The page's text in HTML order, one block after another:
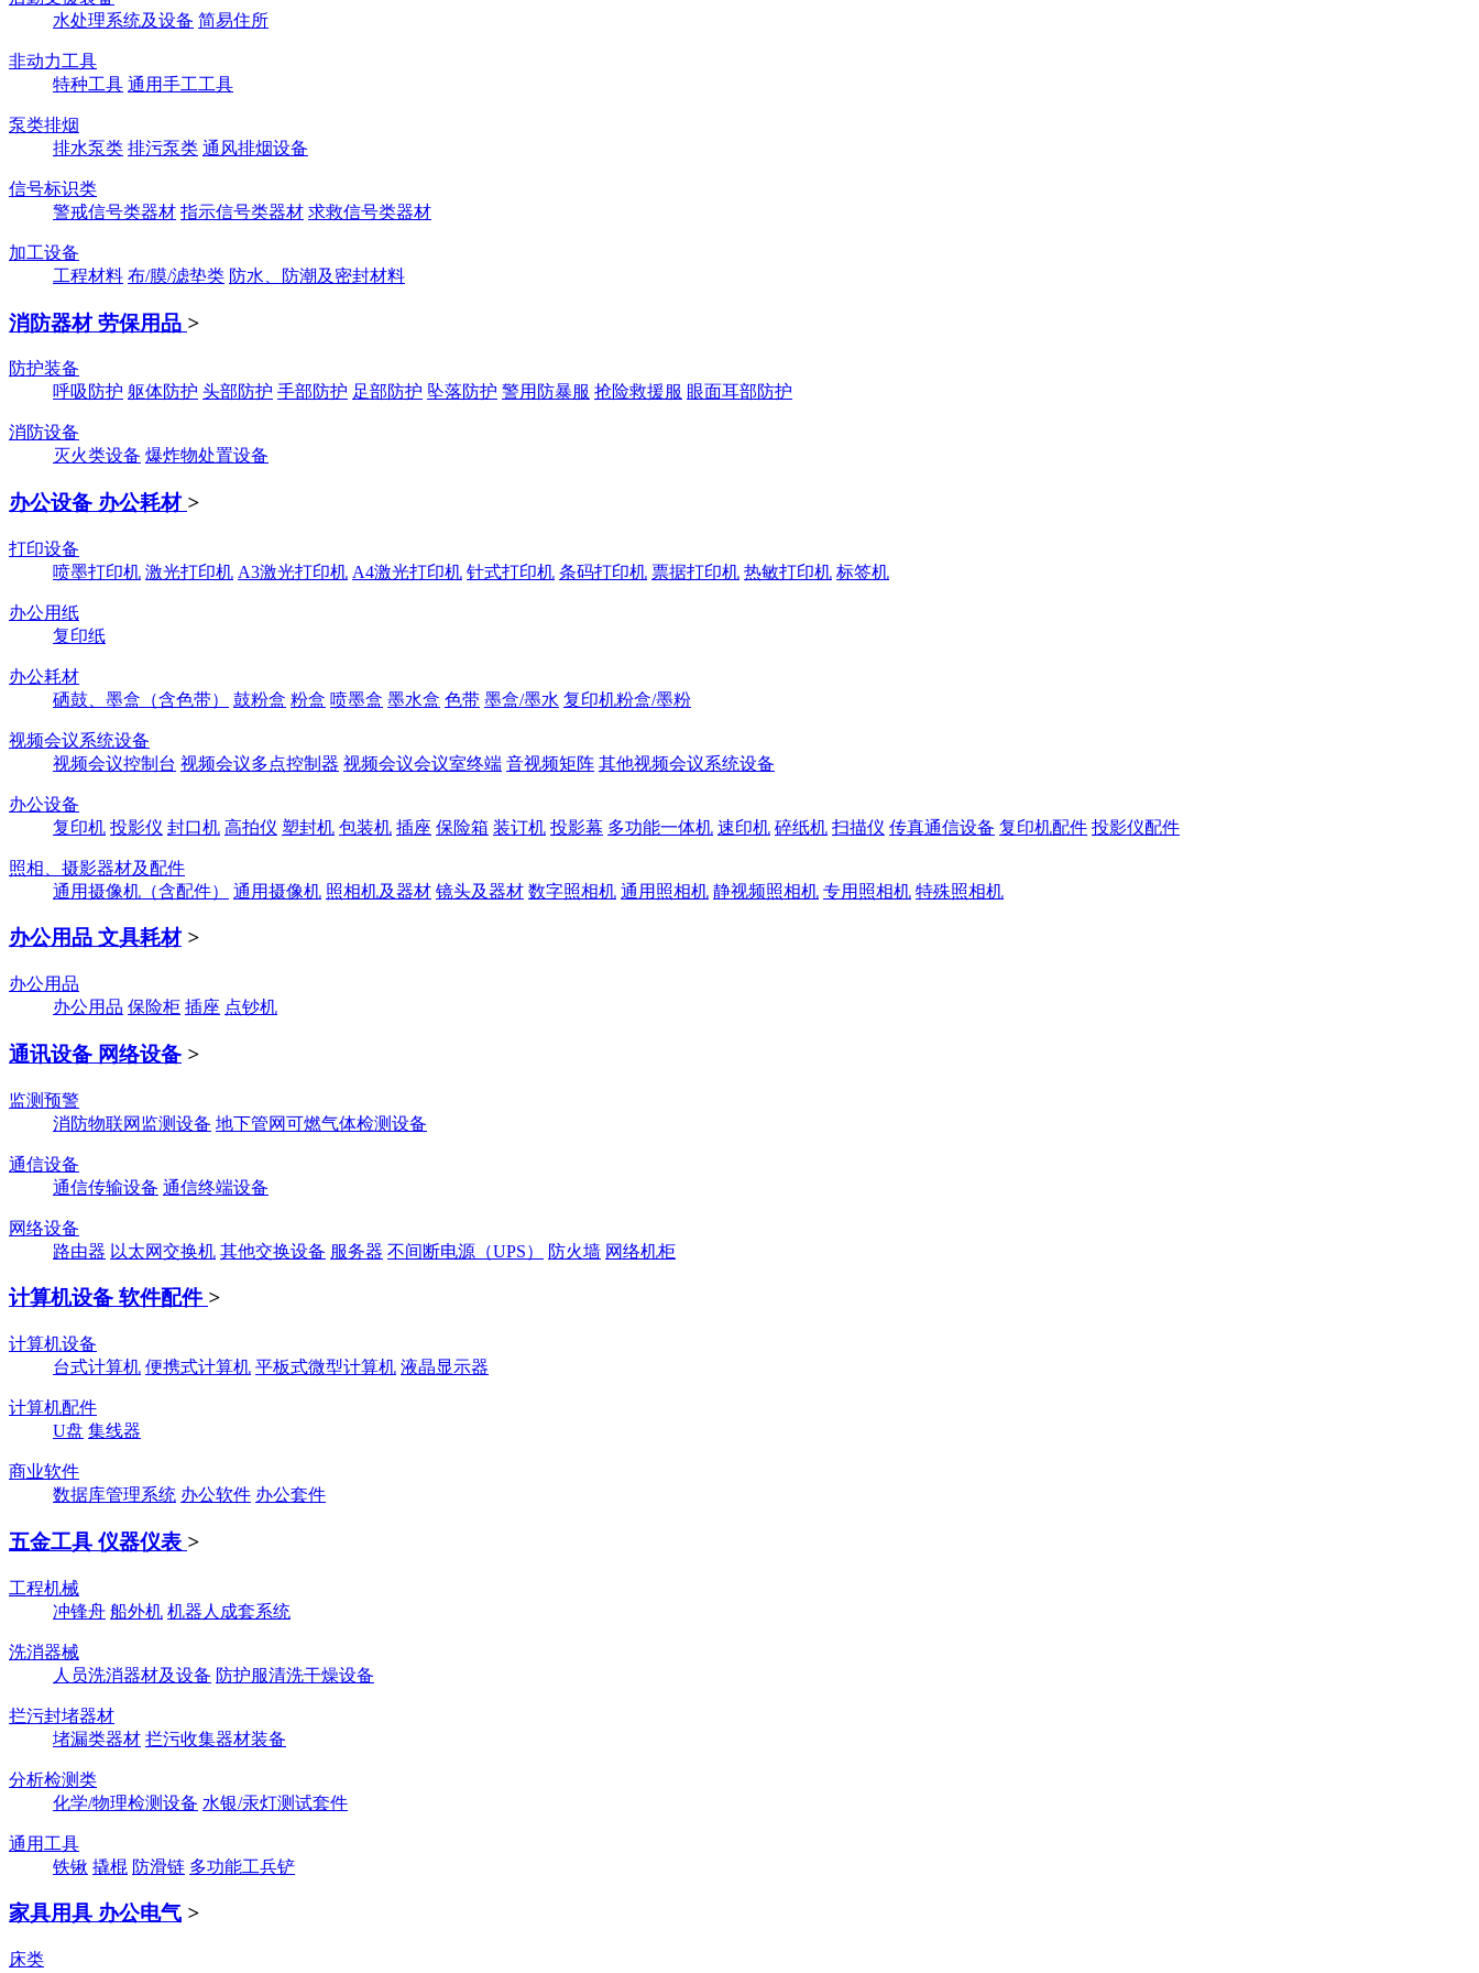
水处理系统及设备 简易住所
非动力工具
特种工具 通用手工工具
泵类排烟
排水泵类 排污泵类 通风排烟设备
信号标识类
警戒信号类器材 指示信号类器材 求救信号类器材
加工设备
工程材料 布/膜/滤垫类 防水、防潮及密封材料
消防器材 劳保用品 >
防护装备
呼吸防护 躯体防护 头部防护 手部防护 足部防护 坠落防护 警用防暴服 抢险救援服 眼面耳部防护
消防设备
灭火类设备 爆炸物处置设备
办公设备 办公耗材 >
打印设备
喷墨打印机 激光打印机 A3激光打印机 A4激光打印机 针式打印机 条码打印机 票据打印机 热敏打印机 标签机
办公用纸
复印纸
办公耗材
硒鼓、墨盒（含色带）
鼓粉盒 粉盒 喷墨盒 墨水盒 色带 墨盒/墨水 复印机粉盒/墨粉
视频会议系统设备
视频会议控制台 视频会议多点控制器 视频会议会议室终端 音视频矩阵 其他视频会议系统设备
办公设备
复印机 投影仪 封口机 高拍仪 塑封机 包装机 插座 保险箱 装订机 投影幕 多功能一体机 速印机 碎纸机 扫描仪 传真通信设备 复印机配件 投影仪配件
照相、摄影器材及配件
通用摄像机（含配件）
通用摄像机 照相机及器材 镜头及器材 数字照相机 通用照相机 静视频照相机 专用照相机 特殊照相机
办公用品 文具耗材 >
办公用品
办公用品 保险柜 插座 点钞机
通讯设备 网络设备 >
监测预警
消防物联网监测设备 地下管网可燃气体检测设备
通信设备
通信传输设备 通信终端设备
网络设备
路由器 以太网交换机 其他交换设备 服务器 不间断电源（UPS） 防火墙 网络机柜
计算机设备 软件配件 >
计算机设备
台式计算机 便携式计算机 平板式微型计算机 液晶显示器
计算机配件
U盘 集线器
商业软件
数据库管理系统 办公软件 办公套件
五金工具 仪器仪表 >
工程机械
冲锋舟 船外机 机器人成套系统
洗消器械
人员洗消器材及设备 防护服清洗干燥设备
拦污封堵器材
堵漏类器材 拦污收集器材装备
分析检测类
化学/物理检测设备 水银/汞灯测试套件
通用工具
铁锹 撬棍 防滑链 多功能工兵铲
家具用具 办公电气 >
床类